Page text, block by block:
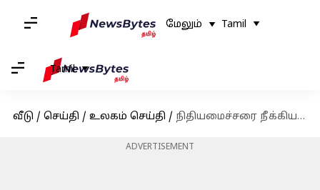
மேலும் Tamil
Tamil
வீடு / செய்தி / உலகம் செய்தி / நிதியமைச்சரை நீக்கியதால் ஜெர்மனியில் அரசியல் நெருக்கடி; அதிபர் ஓலாஃப் ஸ்கோல்ஸ் பதவியிழக்கும் அபாயம்
ADVERTISEMENT